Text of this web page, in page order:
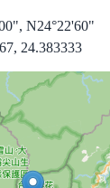
N24°22'60"
24.383333